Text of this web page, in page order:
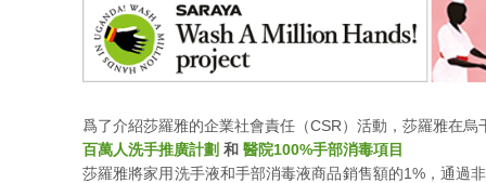
爲了介紹莎羅雅的企業社會責任（CSR）活動，莎羅雅在烏
百萬人洗手推廣計劃 和 醫院100%手部消毒項目
莎羅雅將家用洗手液和手部消毒液商品銷售額的1%，通過